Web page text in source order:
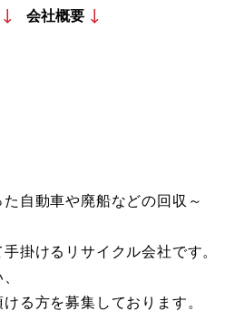
会社概要
自動車や廃船などの回収～
掛けるリサイクル会社です。
る方を募集しております。